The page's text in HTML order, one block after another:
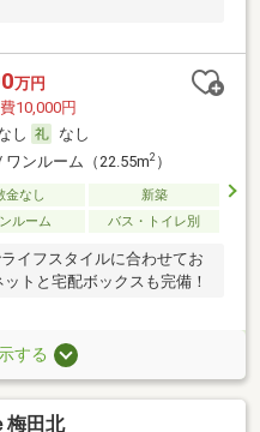
万円
10,000円
し
なし
ワンルーム（22.55m2）
金なし
新築
ルーム バス・トイレ別
イフスタイルに合わせてお
トと宅配ボックスも完備！
する
梅田北